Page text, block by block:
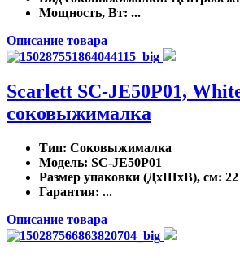
Мощность, Вт: ...
Описание товара
Scarlett SC-JE50P01,
соковыжималка
Тип: Соковыжималка
Модель: SC-JE50P01
Размер упаковки (ДхШхВ), см:
Гарантия: ...
Описание товара